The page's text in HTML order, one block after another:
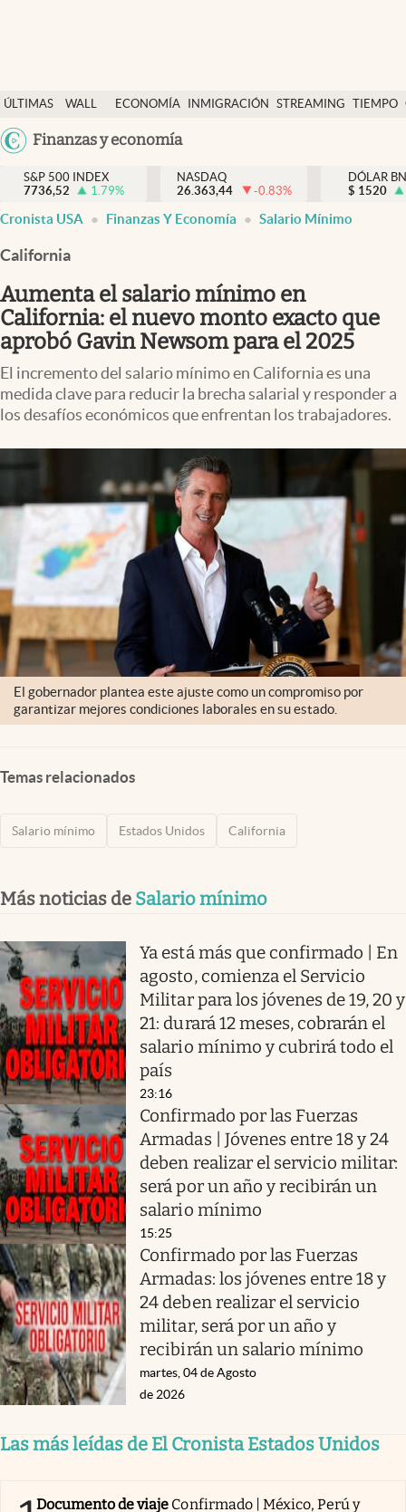
ÚLTIMAS
NOTICIAS
WALL
DÓLAR
ECONOMÍA INMIGRACIÓN STREAMING TIEMPO
México
USA
Finanzas y economía
Finanzas y economía
Wall Street y dólar
Inmigración
Espiritual
Streaming
PC y mobile
Lifestyle
S&P 500 INDEX
7736,52
1.79%
NASDAQ
26.363,44
-0.83%
DÓLAR
$ 1520
Cronista USA Finanzas Y Economía Salario Mínimo
California
Aumenta el salario mínimo en
California: el nuevo monto exacto que
aprobó Gavin Newsom para el 2025
El incremento del salario mínimo en California es una
medida clave para reducir la brecha salarial y responder a
los desafíos económicos que enfrentan los trabajadores.
El gobernador plantea este ajuste como un compromiso por
garantizar mejores condiciones laborales en su estado.
Temas relacionados
Salario mínimo Estados Unidos California
Más noticias de Salario mínimo
Ya está más que confirmado | En
agosto, comienza el Servicio
Militar para los jóvenes de 19, 20 y
21: durará 12 meses, cobrarán el
salario mínimo y cubrirá todo el
país
23:16
Confirmado por las Fuerzas
Armadas | Jóvenes entre 18 y 24
deben realizar el servicio militar:
será por un año y recibirán un
salario mínimo
15:25
Confirmado por las Fuerzas
Armadas: los jóvenes entre 18 y
24 deben realizar el servicio
militar, será por un año y
recibirán un salario mínimo
martes, 04 de Agosto
de 2026
Las más leídas de El Cronista Estados Unidos
Documento de viaje Confirmado | México, Perú y